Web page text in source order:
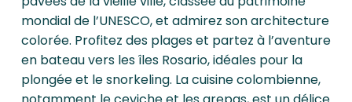
mondial de l’UNESCO, et admirez son architecture
colorée. Profitez des plages et partez à l’aventure
en bateau vers les îles Rosario, idéales pour la
plongée et le snorkeling. La cuisine colombienne,